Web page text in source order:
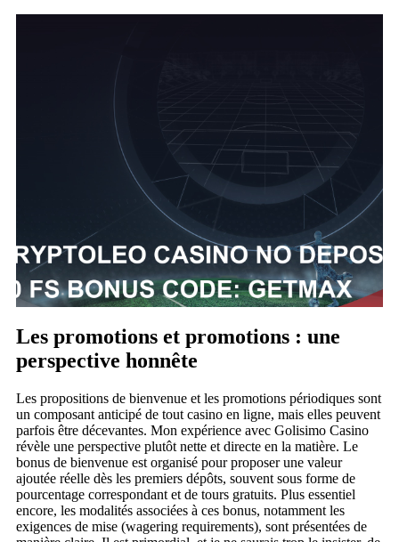
Les promotions et promotions : une
perspective honnête
Les propositions de bienvenue et les promotions périodiques sont
un composant anticipé de tout casino en ligne, mais elles peuvent
parfois être décevantes. Mon expérience avec Golisimo Casino
révèle une perspective plutôt nette et directe en la matière. Le
bonus de bienvenue est organisé pour proposer une valeur
ajoutée réelle dès les premiers dépôts, souvent sous forme de
pourcentage correspondant et de tours gratuits. Plus essentiel
encore, les modalités associées à ces bonus, notamment les
exigences de mise (wagering requirements), sont présentées de